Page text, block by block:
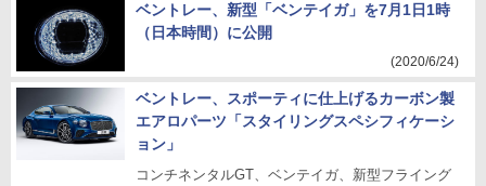
ベントレー、新型「ベンテイガ」を7月1日1時
（日本時間）に公開
(2020/6/24)
ベントレー、スポーティに仕上げるカーボン製
エアロパーツ「スタイリングスペシフィケーシ
ョン」
コンチネンタルGT、ベンテイガ、新型フライング